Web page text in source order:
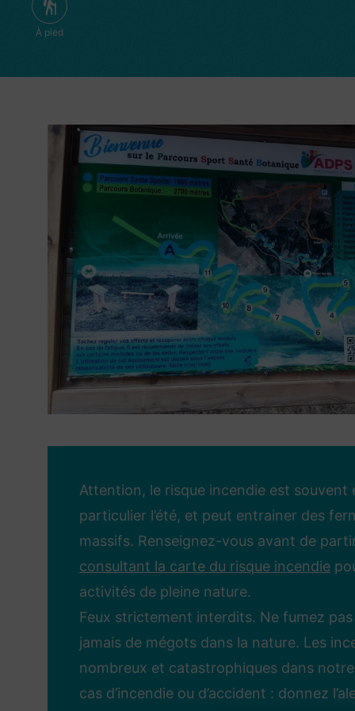
À pied
Attention, le risque incendie est souvent
particulier l’été, et peut entrainer des
massifs. Renseignez-vous avant de
consultant la carte du risque incendie
activités de pleine nature.
Feux strictement interdits. Ne fumez
jamais de mégots dans la nature. Les
nombreux et catastrophiques dans
cas d’incendie ou d’accident : donnez